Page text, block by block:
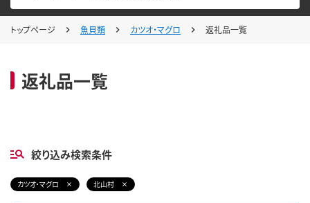
トップページ 魚貝類 カツオ・マグロ 返礼品一覧
返礼品一覧
絞り込み検索条件
カツオ・マグロ 北山村